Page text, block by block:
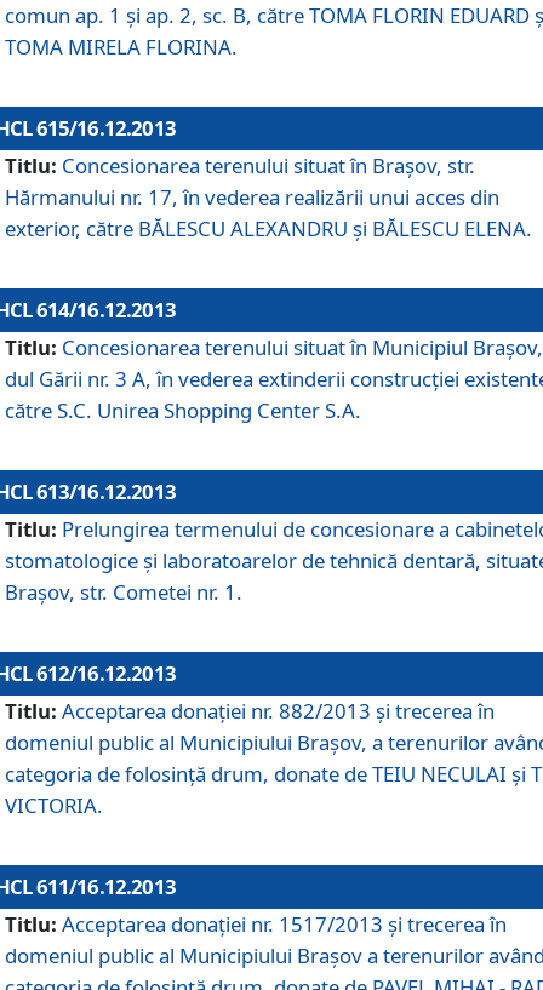
comun ap. 1 şi ap. 2, sc. B, către TOMA FLORIN EDUARD
TOMA MIRELA FLORINA.
615/16.12.2013
Titlu: Concesionarea terenului situat în Braşov, str.
Hărmanului nr. 17, în vederea realizării unui acces din
exterior, către BĂLESCU ALEXANDRU şi BĂLESCU ELENA.
614/16.12.2013
Titlu: Concesionarea terenului situat în Municipiul
dul Gării nr. 3 A, în vederea extinderii construcţiei
către S.C. Unirea Shopping Center S.A.
613/16.12.2013
Titlu: Prelungirea termenului de concesionare a
stomatologice şi laboratoarelor de tehnică dentară,
Braşov, str. Cometei nr. 1.
612/16.12.2013
Titlu: Acceptarea donaţiei nr. 882/2013 şi trecerea în
domeniul public al Municipiului Braşov, a terenurilor
categoria de folosinţă drum, donate de TEIU NECULAI şi
VICTORIA.
611/16.12.2013
Titlu: Acceptarea donaţiei nr. 1517/2013 şi trecerea în
domeniul public al Municipiului Braşov a terenurilor